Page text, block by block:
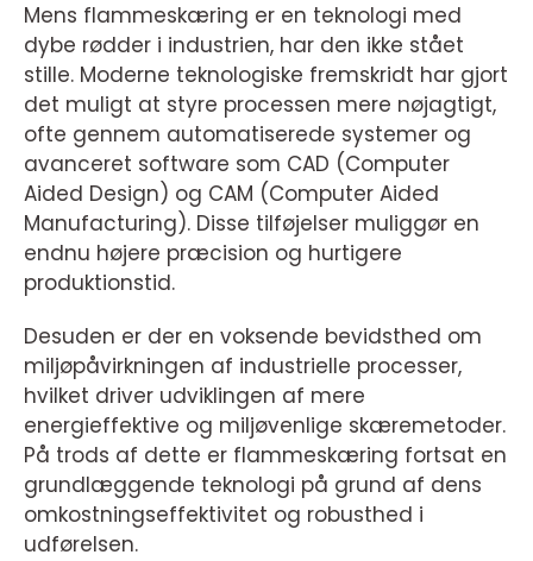
Mens flammeskæring er en teknologi med
dybe rødder i industrien, har den ikke stået
stille. Moderne teknologiske fremskridt har gjort
det muligt at styre processen mere nøjagtigt,
ofte gennem automatiserede systemer og
avanceret software som CAD (Computer
Aided Design) og CAM (Computer Aided
Manufacturing). Disse tilføjelser muliggør en
endnu højere præcision og hurtigere
produktionstid.
Desuden er der en voksende bevidsthed om
miljøpåvirkningen af industrielle processer,
hvilket driver udviklingen af mere
energieffektive og miljøvenlige skæremetoder.
På trods af dette er flammeskæring fortsat en
grundlæggende teknologi på grund af dens
omkostningseffektivitet og robusthed i
udførelsen.